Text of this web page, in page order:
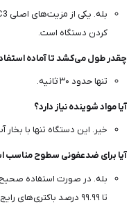
کردن دستگاه است.
چقدر طول می‌کشد تا آماده
تنها حدود ۳۰ ثانیه.
آیا مواد شوینده نیاز دارد؟
خیر. این دستگاه تنها با بخار
آیا برای ضدعفونی سطوح مناسب
بله. در صورت استفاده
تا ۹۹.۹۹ درصد باکتری‌های رایج روی سطوح سخت را از بین ببرد.